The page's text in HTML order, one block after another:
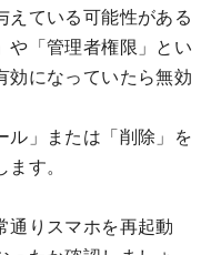
えている可能性がある
や「管理者権限」とい
効になっていたら無効
ル」または「削除」を
す。
通りスマホを再起動